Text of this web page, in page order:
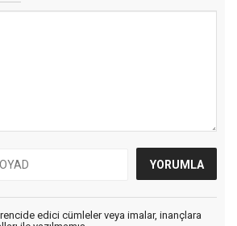
edici cümleler veya imalar, inançlara